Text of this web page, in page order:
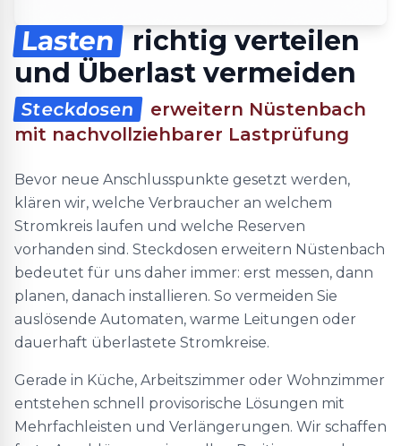
Lasten
richtig verteilen
und Überlast vermeiden
Steckdosen
erweitern Nüstenbach
mit nachvollziehbarer Lastprüfung
Bevor neue Anschlusspunkte gesetzt werden,
klären wir, welche Verbraucher an welchem
Stromkreis laufen und welche Reserven
vorhanden sind. Steckdosen erweitern Nüstenbach
bedeutet für uns daher immer: erst messen, dann
planen, danach installieren. So vermeiden Sie
auslösende Automaten, warme Leitungen oder
dauerhaft überlastete Stromkreise.
Gerade in Küche, Arbeitszimmer oder Wohnzimmer
entstehen schnell provisorische Lösungen mit
Mehrfachleisten und Verlängerungen. Wir schaffen